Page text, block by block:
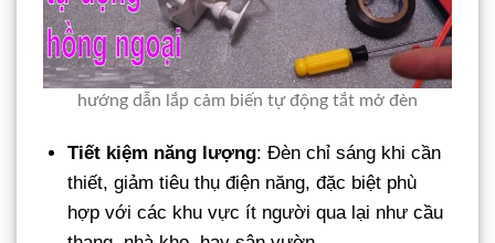
hướng dẫn lắp cảm biến tự động tắt mở đèn
Tiết kiệm năng lượng: Đèn chỉ sáng khi cần
thiết, giảm tiêu thụ điện năng, đặc biệt phù
hợp với các khu vực ít người qua lại như cầu